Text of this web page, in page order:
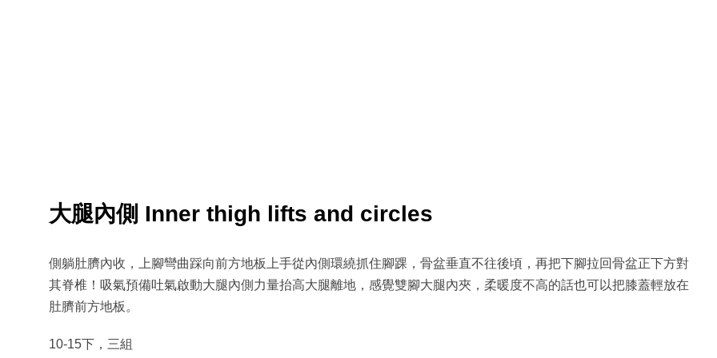
大腿內側 Inner thigh lifts and circles
側躺肚臍內收，上腳彎曲踩向前方地板上手從內側環繞抓住腳踝，骨盆垂直不往後頃，再把下腳拉回骨盆正下方對
其脊椎！吸氣預備吐氣啟動大腿內側力量抬高大腿離地，感覺雙腳大腿內夾，柔暖度不高的話也可以把膝蓋輕放在
肚臍前方地板。
10-15下，三組